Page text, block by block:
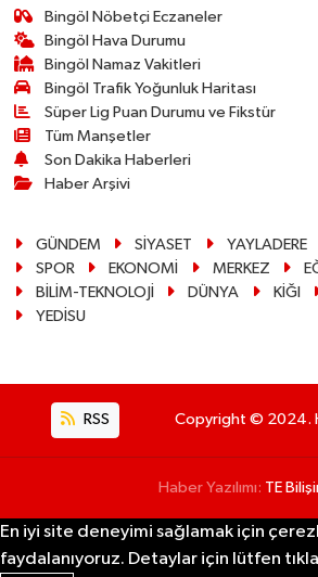
Bingöl Nöbetçi Eczaneler
Bingöl Hava Durumu
Bingöl Namaz Vakitleri
Bingöl Trafik Yoğunluk Haritası
Süper Lig Puan Durumu ve Fikstür
Tüm Manşetler
Son Dakika Haberleri
Haber Arşivi
GÜNDEM SİYASET YAYLADERE
SPOR
EKONOMİ MERKEZ
BİLİM-TEKNOLOJİ
DÜNYA KİĞI
YEDİSU
RSS Copyright © 2024.
Haber Yazılımı: TE
En iyi site deneyimi sağlamak için
faydalanıyoruz. Detaylar için lütfen